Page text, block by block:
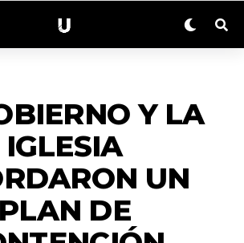
Y LA
IGLESIA
UN
PLAN DE